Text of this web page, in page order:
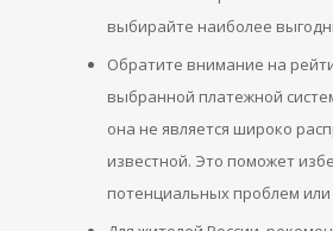
выбирайте наиболее
Обратите внимание на
выбранной платежной
она не является широко
известной. Это поможет
потенциальных проблем